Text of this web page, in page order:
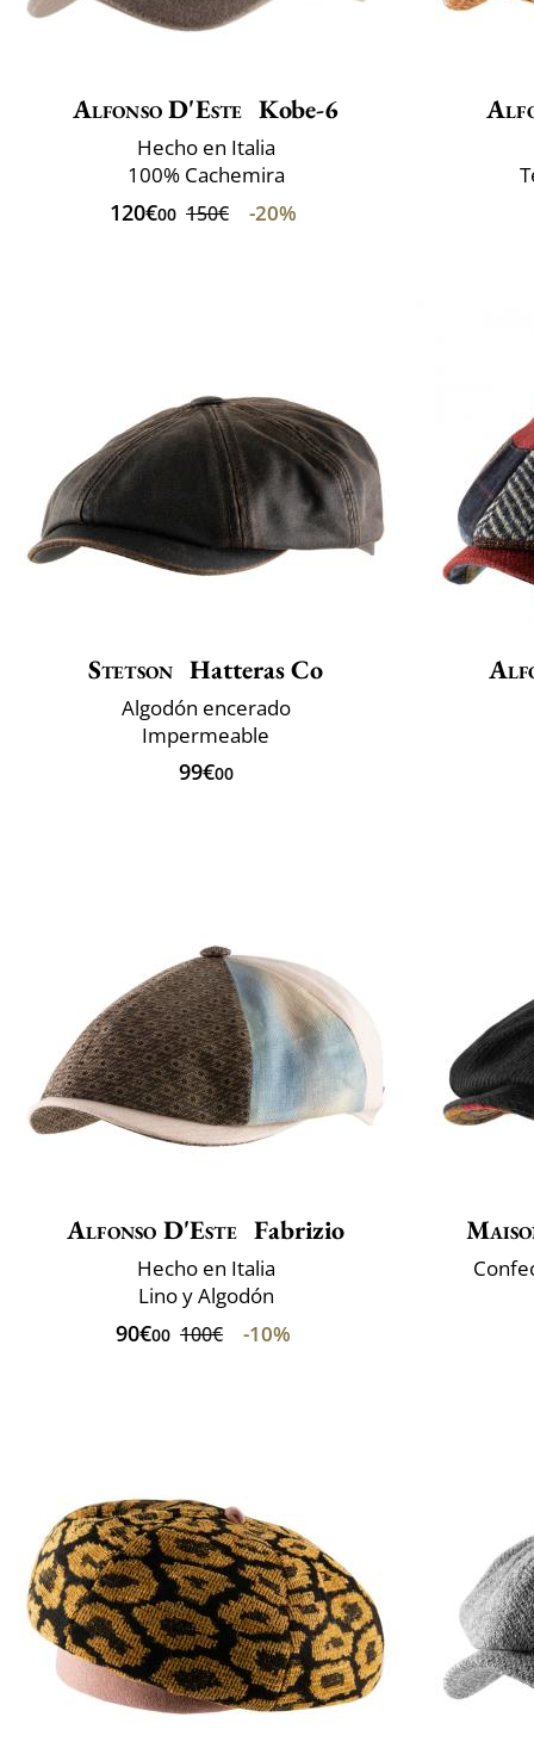
Alfonso D'Este Kobe-6
Hecho en Italia
100% Cachemira
120€00 150€ -20%
Stetson Hatteras Co
Algodón encerado
Impermeable
99€00
Alfonso D'Este Fabrizio
Hecho en Italia
Lino y Algodón
90€00 100€ -10%